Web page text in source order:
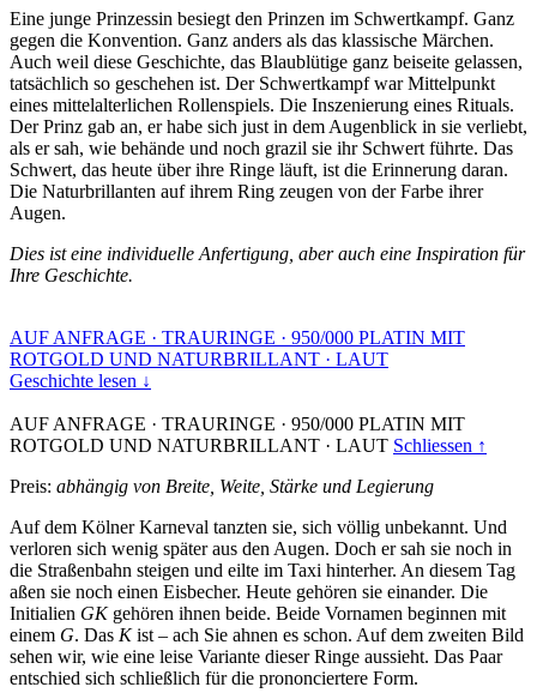
Eine junge Prinzessin besiegt den Prinzen im Schwertkampf. Ganz
gegen die Konvention. Ganz anders als das klassische Märchen.
Auch weil diese Geschichte, das Blaublütige ganz beiseite gelassen,
tatsächlich so geschehen ist. Der Schwertkampf war Mittelpunkt
eines mittelalterlichen Rollenspiels. Die Inszenierung eines Rituals.
Der Prinz gab an, er habe sich just in dem Augenblick in sie verliebt,
als er sah, wie behände und noch grazil sie ihr Schwert führte. Das
Schwert, das heute über ihre Ringe läuft, ist die Erinnerung daran.
Die Naturbrillanten auf ihrem Ring zeugen von der Farbe ihrer
Augen.
Dies ist eine individuelle Anfertigung, aber auch eine Inspiration für
Ihre Geschichte.
AUF ANFRAGE · TRAURINGE · 950/000 PLATIN MIT
ROTGOLD UND NATURBRILLANT · LAUT
Geschichte lesen ↓
AUF ANFRAGE · TRAURINGE · 950/000 PLATIN MIT
ROTGOLD UND NATURBRILLANT · LAUT Schliessen ↑
Preis: abhängig von Breite, Weite, Stärke und Legierung
Auf dem Kölner Karneval tanzten sie, sich völlig unbekannt. Und
verloren sich wenig später aus den Augen. Doch er sah sie noch in
die Straßenbahn steigen und eilte im Taxi hinterher. An diesem Tag
aßen sie noch einen Eisbecher. Heute gehören sie einander. Die
Initialien GKgehören ihnen beide. Beide Vornamen beginnen mit
einem G. Das Kist – ach Sie ahnen es schon. Auf dem zweiten Bild
sehen wir, wie eine leise Variante dieser Ringe aussieht. Das Paar
entschied sich schließlich für die prononciertere Form.